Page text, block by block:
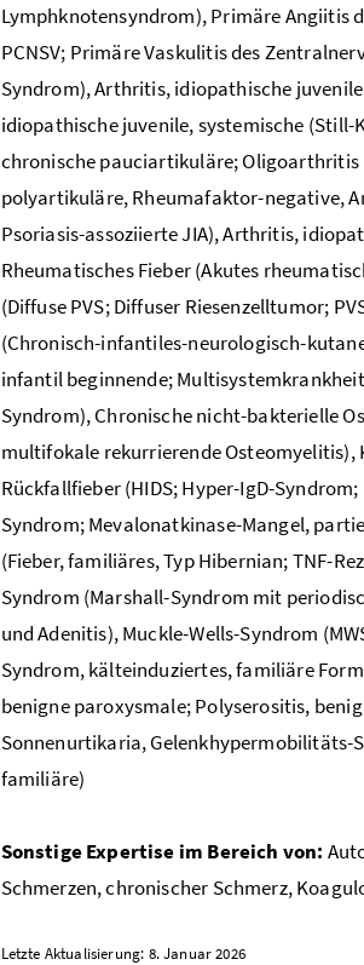
Lymphknotensyndrom), Primäre Angiitis
PCNSV; Primäre Vaskulitis des
Syndrom), Arthritis, idiopathische
idiopathische juvenile, systemische
chronische pauciartikuläre;
polyartikuläre, Rheumafaktor-negative,
Psoriasis-assoziierte JIA), Arthritis,
Rheumatisches Fieber (Akutes
(Diffuse PVS; Diffuser Riesenzelltumor;
(Chronisch-infantiles-neurologisch-
infantil beginnende;
Syndrom), Chronische nicht-bakterielle
multifokale rekurrierende Osteomyelitis),
Rückfallfieber (HIDS; Hyper-IgD-
Syndrom; Mevalonatkinase-Mangel,
(Fieber, familiäres, Typ Hibernian; TNF-
Syndrom (Marshall-Syndrom mit
und Adenitis), Muckle-Wells-Syndrom
Syndrom, kälteinduziertes, familiäre
benigne paroxysmale; Polyserositis,
Sonnenurtikaria,
familiäre)
Sonstige Expertise im Bereich von:
Schmerzen, chronischer Schmerz,
Letzte Aktualisierung: 8. Januar 2026